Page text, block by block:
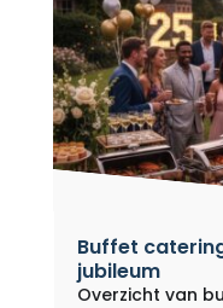
Buffet
jubileum
Overzicht van